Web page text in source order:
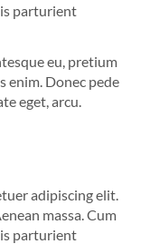
parturient
eu, pretium
enim. Donec pede
eget, arcu.
adipiscing elit.
massa. Cum
parturient